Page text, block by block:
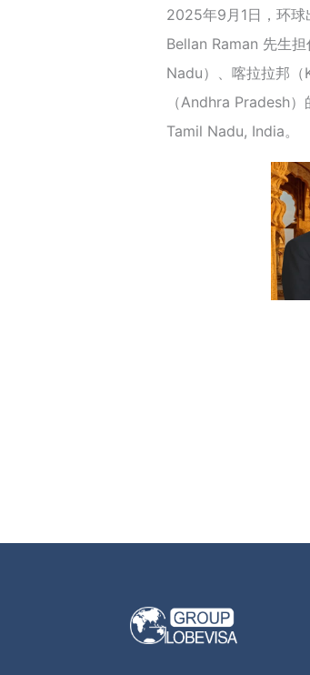
2025年9月1日，环
Bellan Raman 先生
Nadu）、喀拉拉邦
（Andhra Pradesh
Tamil Nadu, India。